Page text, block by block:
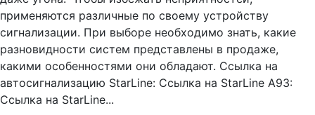
применяются различные по своему устройству
сигнализации. При выборе необходимо знать, какие
разновидности систем представлены в продаже,
какими особенностями они обладают. Ссылка на
автосигнализацию StarLine: Ссылка на StarLine A93:
Ссылка на StarLine...